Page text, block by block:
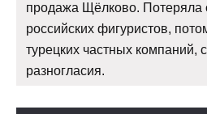
продажа Щёлково. Потеряла
российских фигуристов,
турецких частных компаний,
разногласия.